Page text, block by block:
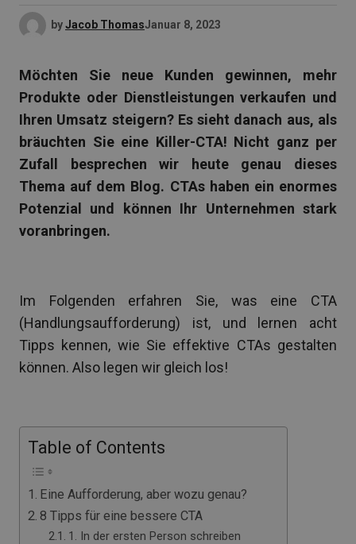
byJacob ThomasJanuar 8, 2023
Möchten Sie neue Kunden gewinnen, mehr
Produkte oder Dienstleistungen verkaufen und
Ihren Umsatz steigern? Es sieht danach aus, als
bräuchten Sie eine Killer-CTA! Nicht ganz per
Zufall besprechen wir heute genau dieses
Thema auf dem Blog. CTAs haben ein enormes
Potenzial und können Ihr Unternehmen stark
voranbringen.
Im Folgenden erfahren Sie, was eine CTA
(Handlungsaufforderung) ist, und lernen acht
Tipps kennen, wie Sie effektive CTAs gestalten
können. Also legen wir gleich los!
Table of Contents
Eine Aufforderung, aber wozu genau?
8 Tipps für eine bessere CTA
1. In der ersten Person schreiben